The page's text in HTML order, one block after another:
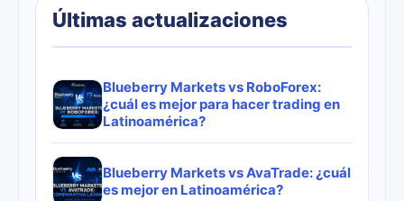
Últimas actualizaciones
Blueberry Markets vs RoboForex:
¿cuál es mejor para hacer trading en
Latinoamérica?
Blueberry Markets vs AvaTrade: ¿cuál
es mejor en Latinoamérica?